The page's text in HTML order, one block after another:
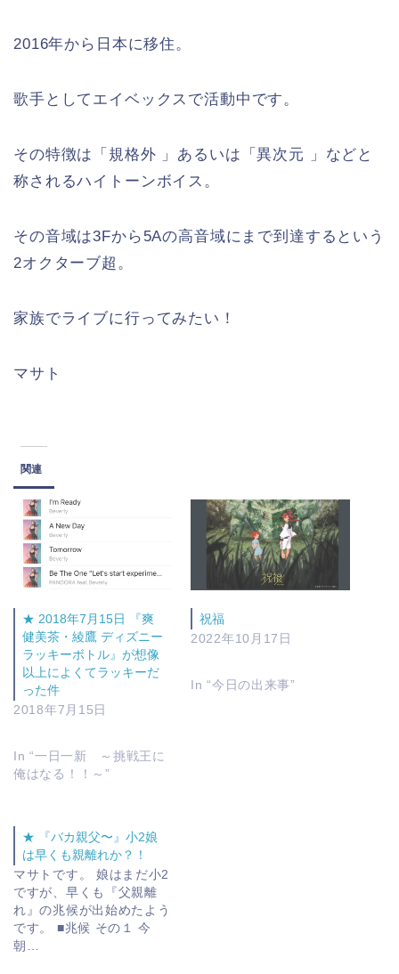
2016年から日本に移住。
歌手としてエイベックスで活動中です。
その特徴は「規格外 」あるいは「異次元 」などと
称されるハイトーンボイス。
その音域は3Fから5Aの高音域にまで到達するという
2オクターブ超。
家族でライブに行ってみたい！
マサト
関連
★ 2018年7月15日 『爽
健美茶・綾鷹 ディズニー
ラッキーボトル』が想像
以上によくてラッキーだ
った件
2018年7月15日
In “一日一新 ～挑戦王に
俺はなる！！～”
祝福
2022年10月17日
In “今日の出来事”
★ 『バカ親父〜』小2娘
は早くも親離れか？！
マサトです。 娘はまだ小2
ですが、早くも『父親離
れ』の兆候が出始めたよう
です。 ■兆候 その１ 今
朝…